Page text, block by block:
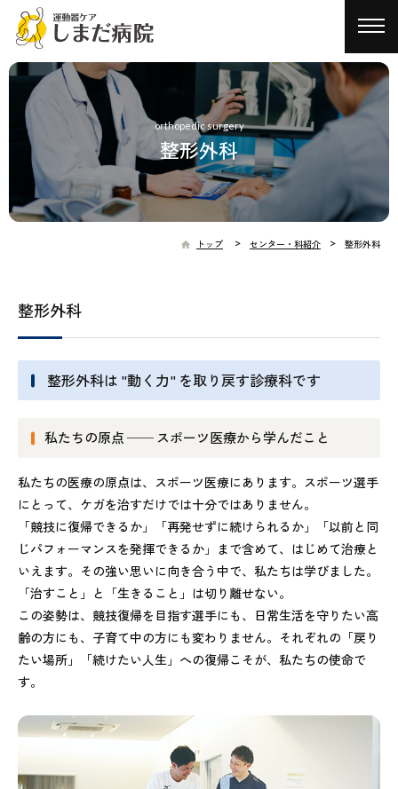
orthopedic surgery
整形外科
トップ > センター・科紹介 > 整形外科
整形外科
整形外科は "動く力" を取り戻す診療科です
私たちの原点 ── スポーツ医療から学んだこと
私たちの医療の原点は、スポーツ医療にあります。スポーツ選手
にとって、ケガを治すだけでは十分ではありません。
「競技に復帰できるか」「再発せずに続けられるか」「以前と同
じパフォーマンスを発揮できるか」まで含めて、はじめて治療と
いえます。その強い思いに向き合う中で、私たちは学びました。
「治すこと」と「生きること」は切り離せない。
この姿勢は、競技復帰を目指す選手にも、日常生活を守りたい高
齢の方にも、子育て中の方にも変わりません。それぞれの「戻り
たい場所」「続けたい人生」への復帰こそが、私たちの使命で
す。